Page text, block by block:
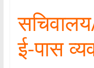
ई-पास